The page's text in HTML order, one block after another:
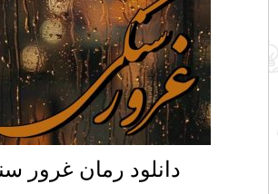
دانلود رمان غرور